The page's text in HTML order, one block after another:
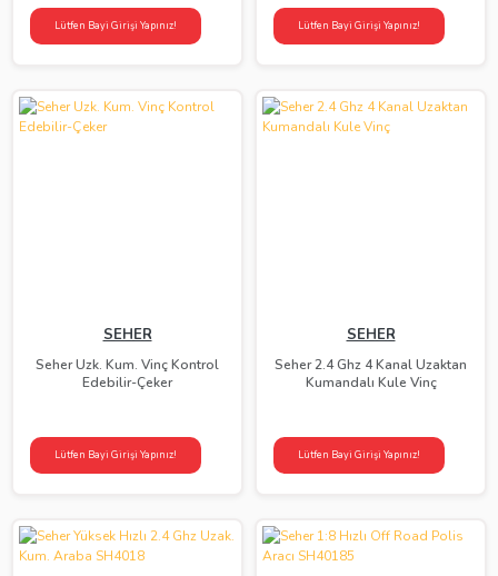
Lütfen Bayi Girişi Yapınız! Lütfen Bayi Girişi Yapınız!
SEHER
Seher Uzk. Kum. Vinç Kontrol
Edebilir-Çeker
Lütfen Bayi Girişi Yapınız!
SEHER
Seher 2.4 Ghz 4 Kanal Uzaktan
Kumandalı Kule Vinç
Lütfen Bayi Girişi Yapınız!